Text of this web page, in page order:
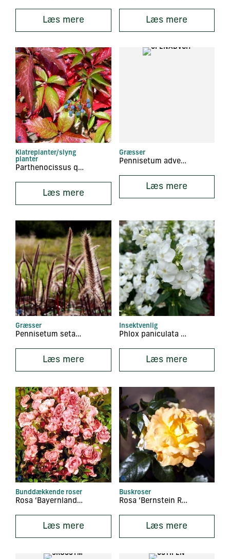
Læs mere Læs mere
Klatreplanter/slyng
planter
Parthenocissus quinquefolia
Læs mere
Græsser
Pennisetum advena ‘Chelsea’
Læs mere
Græsser
Pennisetum setaceum ‘Rubrum’
Læs mere
Insektvenlig
Phlox paniculata ‘Sweet Summer Snow’
Læs mere
Bunddækkende roser
Rosa ‘Bayernland Cover’
Læs mere
Buskroser
Rosa ‘Bernstein Rose’
Læs mere